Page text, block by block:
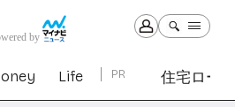
by
Life PR 住宅ロー